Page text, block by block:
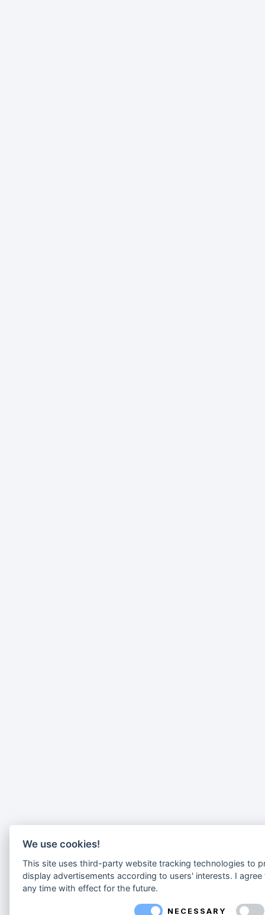
We use cookies!
This site uses third-party website tracking technologies to
display advertisements according to users' interests. I
any time with effect for the future.
NECESSARY